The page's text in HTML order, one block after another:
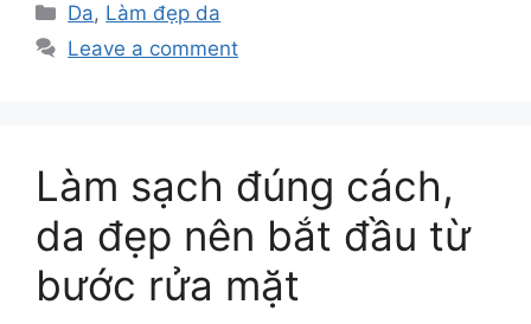
Da, Làm đẹp da
Leave a comment
Làm sạch đúng cách,
da đẹp nên bắt đầu từ
bước rửa mặt